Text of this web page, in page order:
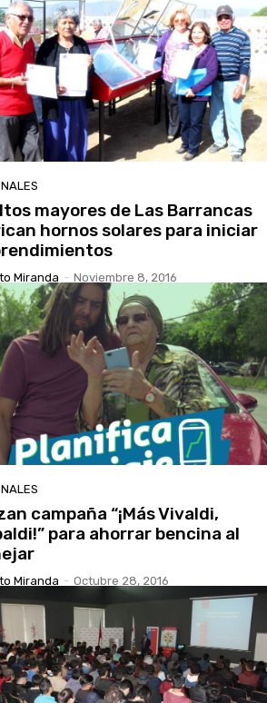
mayores de Las Barrancas
hornos solares para iniciar
Miranda - Noviembre 8, 2016
campaña “¡Más Vivaldi,
para ahorrar bencina al
Miranda - Octubre 28, 2016